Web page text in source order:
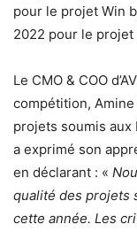
pour le projet Win
2022 pour le projet
Le CMO & COO
compétition,
projets soumis aux
a exprimé son
en déclarant : «
qualité des projets
cette année. Les